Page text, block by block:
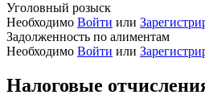
Уголовный розыск
Необходимо Войти или
Задолженность по алиментам
Необходимо Войти или
Налоговые